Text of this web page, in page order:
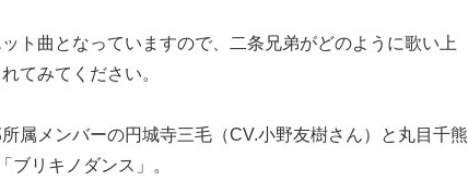
ト曲となっていますので、二条兄弟がどのように歌い上
てみてください。
属メンバーの円城寺三毛（CV.小野友樹さん）と丸目千熊
ブリキノダンス」。